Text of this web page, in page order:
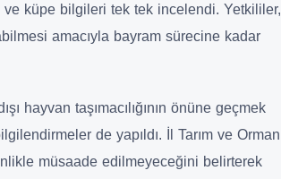
ve küpe bilgileri tek tek incelendi. Yetkililer,
amacıyla bayram sürecine kadar
hayvan taşımacılığının önüne geçmek
de yapıldı. İl Tarım ve Orman
müsaade edilmeyeceğini belirterek